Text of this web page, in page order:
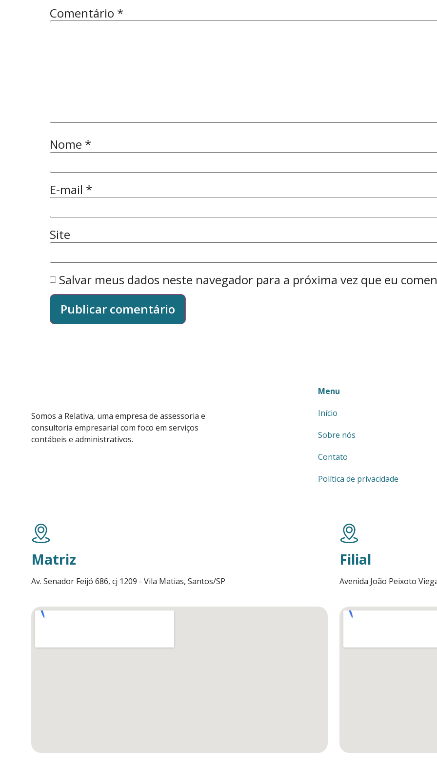
Comentário *
Nome *
E-mail *
Site
Salvar meus dados neste navegador para a próxima vez que eu
Somos a Relativa, uma empresa de assessoria e
consultoria empresarial com foco em serviços
contábeis e administrativos.
Menu
Início
Sobre nós
Contato
Política de privacidade
Matriz
Av. Senador Feijó 686, cj 1209 - Vila Matias, Santos/SP
Filial
Avenida João Peixoto